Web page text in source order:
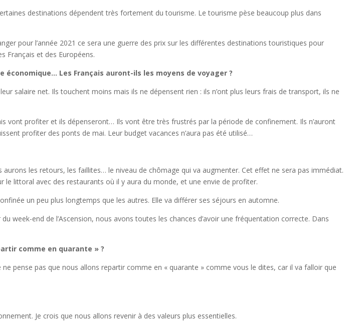
destinations dépendent très fortement du tourisme. Le tourisme pèse beaucoup plus dans
pour l’année 2021 ce sera une guerre des prix sur les différentes destinations touristiques pour
Français et des Européens.
Les Français auront-ils les moyens de voyager ?
salaire net. Ils touchent moins mais ils ne dépensent rien : ils n’ont plus leurs frais de transport, ils ne
vont profiter et ils dépenseront… Ils vont être très frustrés par la période de confinement. Ils n’auront
profiter des ponts de mai. Leur budget vacances n’aura pas été utilisé…
les retours, les faillites… le niveau de chômage qui va augmenter. Cet effet ne sera pas immédiat.
le littoral avec des restaurants où il y aura du monde, et une envie de profiter.
un peu plus longtemps que les autres. Elle va différer ses séjours en automne.
end de l’Ascension, nous avons toutes les chances d’avoir une fréquentation correcte. Dans
comme en quarante » ?
pense pas que nous allons repartir comme en « quarante » comme vous le dites, car il va falloir que
Je crois que nous allons revenir à des valeurs plus essentielles.